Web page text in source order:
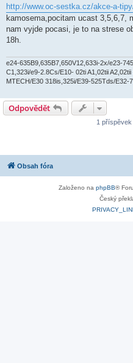
v
ý
p
ř
í
s
ě
v
e
k
http://www.oc-sestka.cz/akce-a-
kamosema,pocitam ucast 3,5,6,7,
nam vyjde pocasi, je to na strese
18h.
e24-635B9,635B7,650V12,633i-2x/e23-
C1,323i/e9-2.8Cs/E10- 02ti A1,02tii
MTECH/E30 318is,325i/E39-525Tds/E32-
Odpovědět
1 příspěvek
Obsah fóra
Založeno na phpBB®
Český